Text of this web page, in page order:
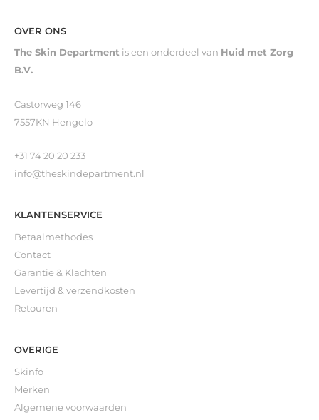
OVER ONS
The Skin Department is een onderdeel van Huid met Zorg
B.V.
Castorweg 146
7557KN Hengelo
+31 74 20 20 233
info@theskindepartment.nl
KLANTENSERVICE
Betaalmethodes
Contact
Garantie & Klachten
Levertijd & verzendkosten
Retouren
OVERIGE
Skinfo
Merken
Algemene voorwaarden